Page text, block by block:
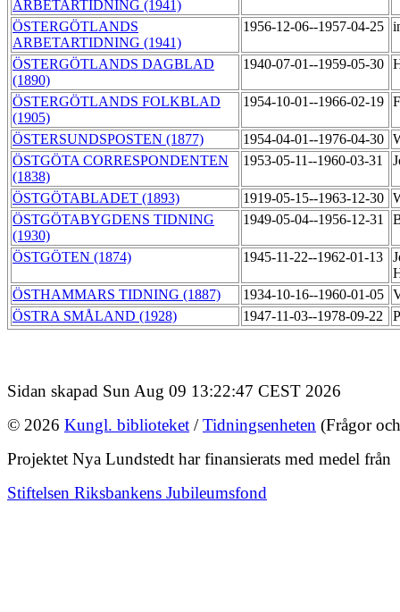
ARBETARTIDNING (1941)
ÖSTERGÖTLANDS
ARBETARTIDNING (1941)
1956-12-06--1957-04-25
ÖSTERGÖTLANDS DAGBLAD
(1890)
1940-07-01--1959-05-30
ÖSTERGÖTLANDS FOLKBLAD
(1905)
1954-10-01--1966-02-19
ÖSTERSUNDSPOSTEN (1877) 1954-04-01--1976-04-30
ÖSTGÖTA CORRESPONDENTEN
(1838)
1953-05-11--1960-03-31
ÖSTGÖTABLADET (1893) 1919-05-15--1963-12-30
ÖSTGÖTABYGDENS TIDNING
(1930)
1949-05-04--1956-12-31
ÖSTGÖTEN (1874) 1945-11-22--1962-01-13
ÖSTHAMMARS TIDNING (1887)
1934-10-16--1960-01-05
ÖSTRA SMÅLAND (1928)
1947-11-03--1978-09-22
Sidan skapad Sun Aug 09 13:22:47 CEST 2026
© 2026 Kungl. biblioteket /Tidningsenheten (Frågor
Projektet Nya Lundstedt har finansierats med medel från
Stiftelsen Riksbankens Jubileumsfond